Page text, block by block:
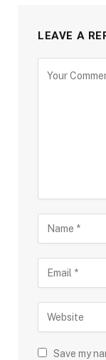
LEAVE A
Save my